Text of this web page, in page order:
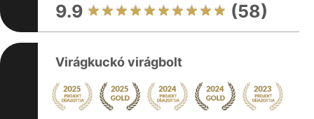
9.9 (58)
Virágkuckó virágbolt